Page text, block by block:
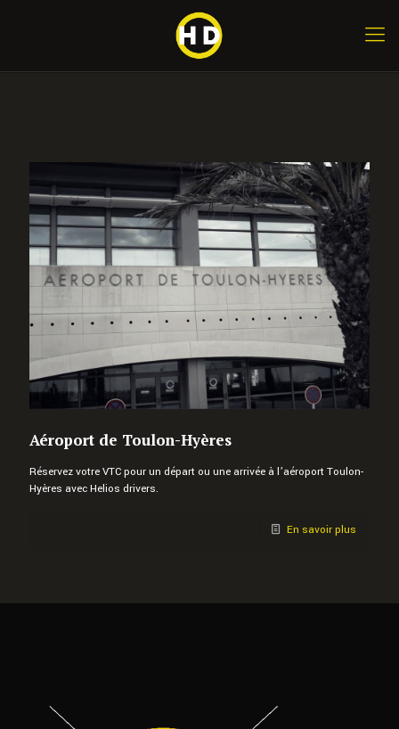
Aéroport de Toulon-Hyères
Réservez votre VTC pour un départ ou une arrivée à l’aéroport Toulon-
Hyères avec Helios drivers.
En savoir plus